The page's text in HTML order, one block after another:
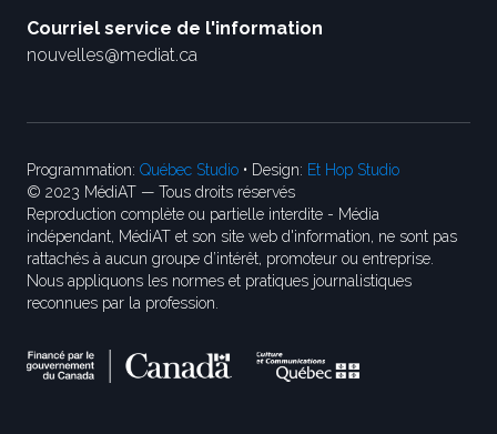
Courriel service de l'information
nouvelles@mediat.ca
Programmation: Québec Studio • Design: Et Hop Studio
© 2023 MédiAT — Tous droits réservés
Reproduction complète ou partielle interdite - Média
indépendant, MédiAT et son site web d'information, ne sont pas
rattachés à aucun groupe d’intérêt, promoteur ou entreprise.
Nous appliquons les normes et pratiques journalistiques
reconnues par la profession.